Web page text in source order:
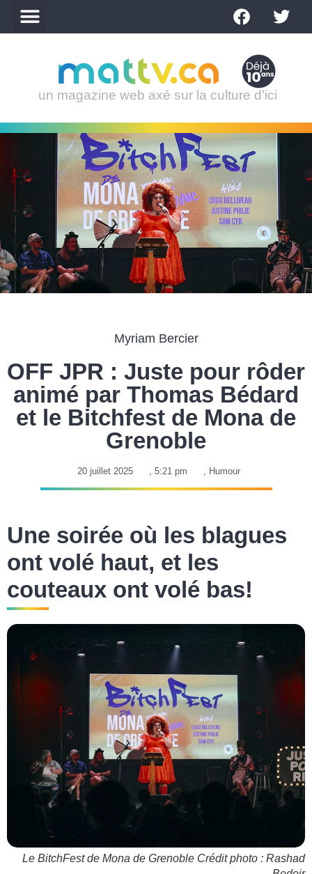
un magazine web axé sur la culture d’ici
Myriam Bercier
OFF JPR : Juste pour rôder
animé par Thomas Bédard
et le Bitchfest de Mona de
Grenoble
20 juillet 2025 , 5:21 pm , Humour
Une soirée où les blagues
ont volé haut, et les
couteaux ont volé bas!
Le BitchFest de Mona de Grenoble Crédit photo : Rashad